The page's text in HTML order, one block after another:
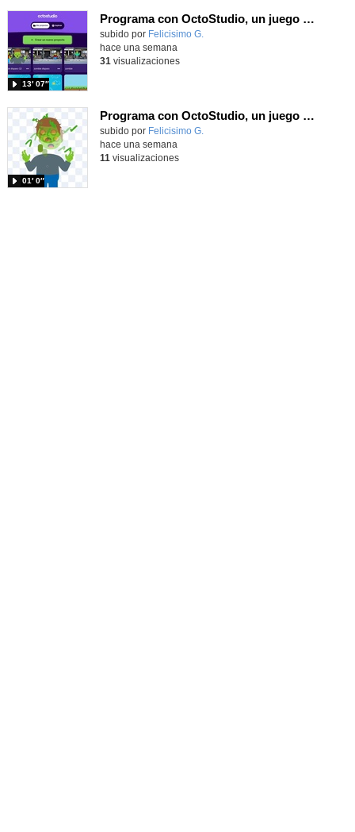
Programa con OctoStudio, un juego de disparos contra Zombies con un cargador basado en el House of the dead
Contenido educativo.
subido por Felicisimo G.
13′ 07″
hace una semana
31 visualizaciones
Programa con OctoStudio, un juego homenajeando al House of the dead con Zombies
Contenido educativo.
subido por Felicisimo G.
01′ 0″
hace una semana
11 visualizaciones